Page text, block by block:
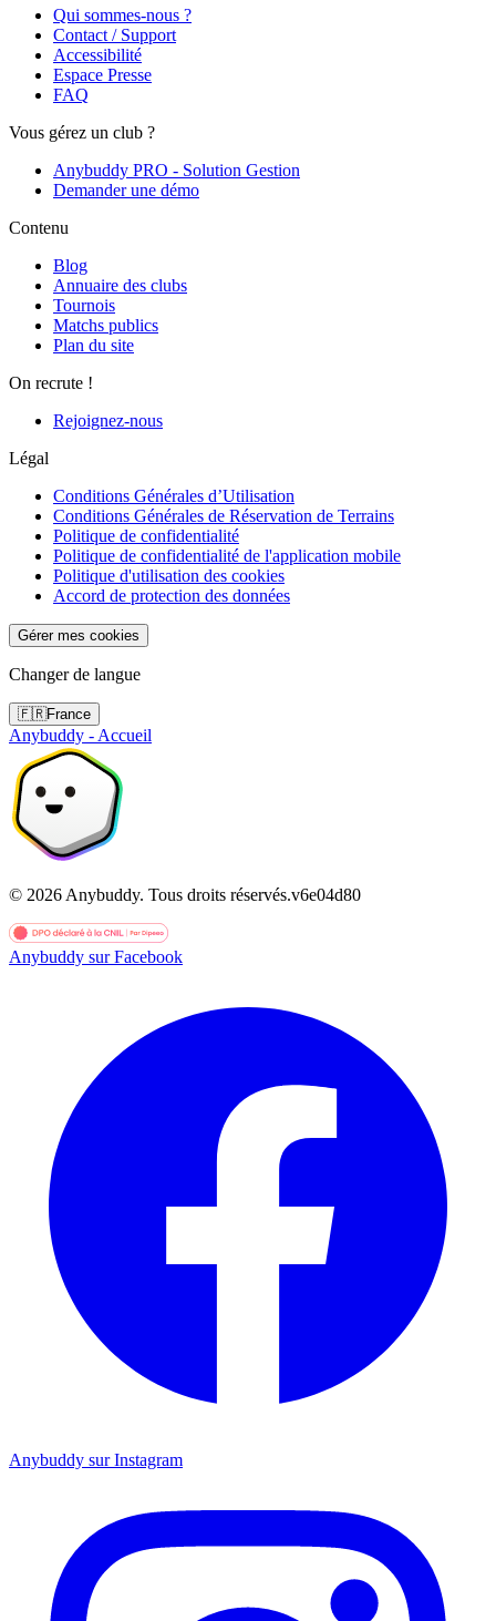
Qui sommes-nous ?
Contact / Support
Accessibilité
Espace Presse
FAQ
Vous gérez un club ?
Anybuddy PRO - Solution Gestion
Demander une démo
Contenu
Blog
Annuaire des clubs
Tournois
Matchs publics
Plan du site
On recrute !
Rejoignez-nous
Légal
Conditions Générales d’Utilisation
Conditions Générales de Réservation de Terrains
Politique de confidentialité
Politique de confidentialité de l'application mobile
Politique d'utilisation des cookies
Accord de protection des données
Gérer mes cookies
Changer de langue
🇫🇷France
Anybuddy - Accueil
© 2026 Anybuddy. Tous droits réservés.v6e04d80
Anybuddy sur Facebook
Anybuddy sur Instagram